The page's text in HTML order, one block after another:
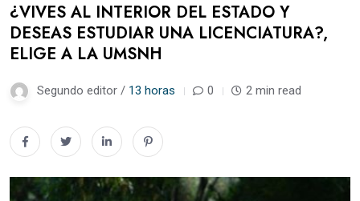
¿VIVES AL INTERIOR DEL ESTADO Y
DESEAS ESTUDIAR UNA LICENCIATURA?,
ELIGE A LA UMSNH
Segundo editor / 13 horas 0 2 min read